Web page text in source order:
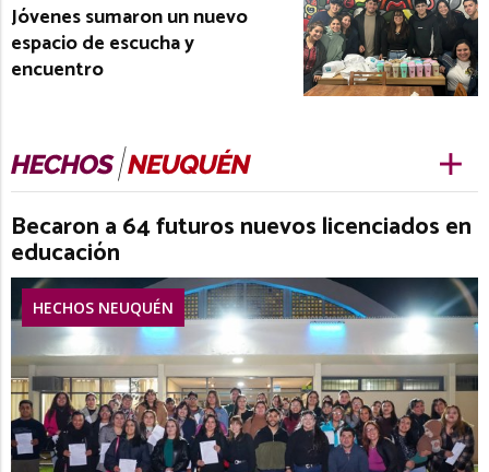
Jóvenes sumaron un nuevo
espacio de escucha y
encuentro
Becaron a 64 futuros nuevos licenciados en
educación
HECHOS NEUQUÉN